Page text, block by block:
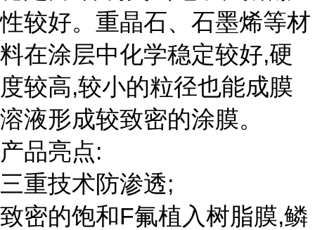
性较好。重晶石、石墨烯等材
料在涂层中化学稳定较好,硬
度较高,较小的粒径也能成膜
溶液形成较致密的涂膜。
产品亮点:
三重技术防渗透;
致密的饱和F氟植入树脂膜,鳞